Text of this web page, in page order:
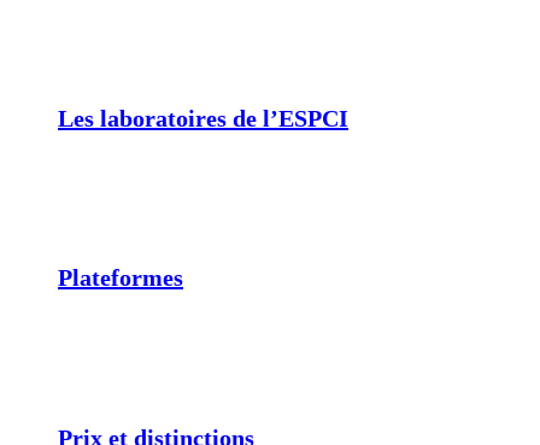
Les laboratoires de l’ESPCI
Plateformes
Prix et distinctions